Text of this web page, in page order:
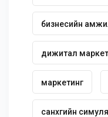
бизнесийн
дижитал
маркетинг
санхүүгийн